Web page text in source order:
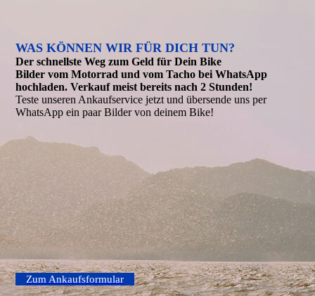
WAS KÖNNEN WIR FÜR DICH TUN?
Der schnellste Weg zum Geld für Dein Bike
Bilder vom Motorrad und vom Tacho bei WhatsApp
hochladen. Verkauf meist bereits nach 2 Stunden!
Teste unseren Ankaufservice jetzt und übersende uns per
WhatsApp ein paar Bilder von deinem Bike!
Zum Ankaufsformular